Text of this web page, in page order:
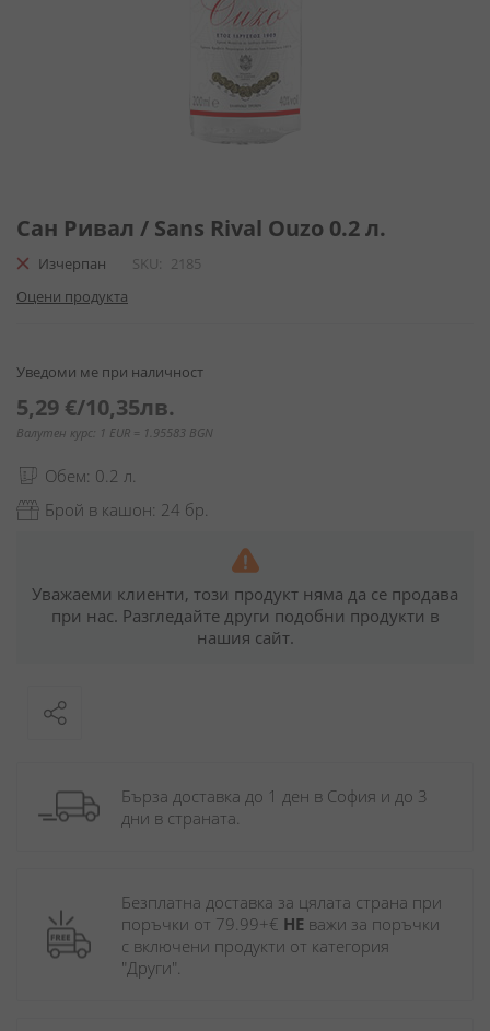
към
на
галерия
със
Сан Ривал / Sans Rival Ouzo 0.2 л.
Изчерпан SKU
2185
Оцени продукта
Уведоми ме при наличност
5,29 €/10,35лв.
Валутен курс: 1 EUR = 1.95583 BGN
Обем: 0.2 л.
Брой в кашон: 24 бр.
Уважаеми клиенти, този продукт няма да се продава
при нас. Разгледайте други подобни продукти в
нашия сайт.
Бърза доставка до 1 ден в София и до 3
дни в страната.
Безплатна доставка за цялата страна при
поръчки от 79.99+€ НЕ важи за поръчки
с включени продукти от категория
"Други".